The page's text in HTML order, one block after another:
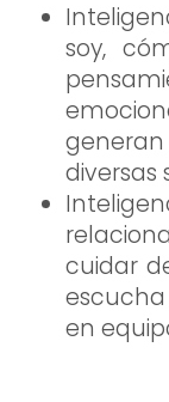
soy,
diversas
cuidar
en